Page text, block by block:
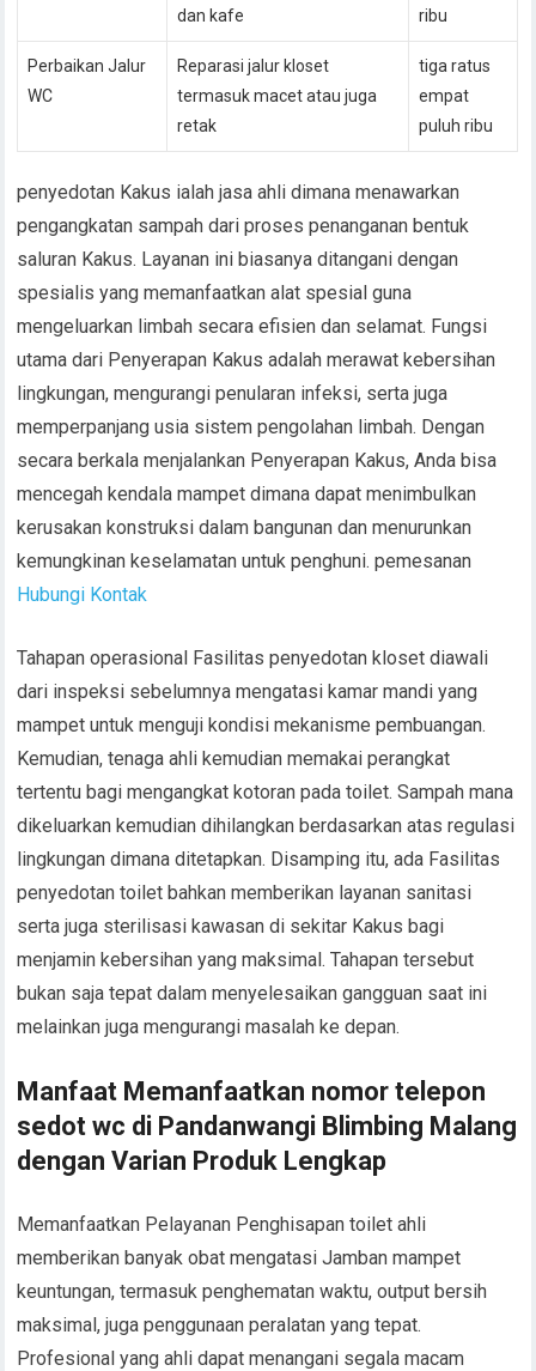
dan kafe
ribu
Perbaikan Jalur
WC
Reparasi jalur kloset
termasuk macet atau juga
retak
tiga ratus
empat
puluh ribu
penyedotan Kakus ialah jasa ahli dimana menawarkan
pengangkatan sampah dari proses penanganan bentuk
saluran Kakus. Layanan ini biasanya ditangani dengan
spesialis yang memanfaatkan alat spesial guna
mengeluarkan limbah secara efisien dan selamat. Fungsi
utama dari Penyerapan Kakus adalah merawat kebersihan
lingkungan, mengurangi penularan infeksi, serta juga
memperpanjang usia sistem pengolahan limbah. Dengan
secara berkala menjalankan Penyerapan Kakus, Anda bisa
mencegah kendala mampet dimana dapat menimbulkan
kerusakan konstruksi dalam bangunan dan menurunkan
kemungkinan keselamatan untuk penghuni. pemesanan
Hubungi Kontak
Tahapan operasional Fasilitas penyedotan kloset diawali
dari inspeksi sebelumnya mengatasi kamar mandi yang
mampet untuk menguji kondisi mekanisme pembuangan.
Kemudian, tenaga ahli kemudian memakai perangkat
tertentu bagi mengangkat kotoran pada toilet. Sampah mana
dikeluarkan kemudian dihilangkan berdasarkan atas regulasi
lingkungan dimana ditetapkan. Disamping itu, ada Fasilitas
penyedotan toilet bahkan memberikan layanan sanitasi
serta juga sterilisasi kawasan di sekitar Kakus bagi
menjamin kebersihan yang maksimal. Tahapan tersebut
bukan saja tepat dalam menyelesaikan gangguan saat ini
melainkan juga mengurangi masalah ke depan.
Manfaat Memanfaatkan nomor telepon
sedot wc di Pandanwangi Blimbing Malang
dengan Varian Produk Lengkap
Memanfaatkan Pelayanan Penghisapan toilet ahli
memberikan banyak obat mengatasi Jamban mampet
keuntungan, termasuk penghematan waktu, output bersih
maksimal, juga penggunaan peralatan yang tepat.
Profesional yang ahli dapat menangani segala macam